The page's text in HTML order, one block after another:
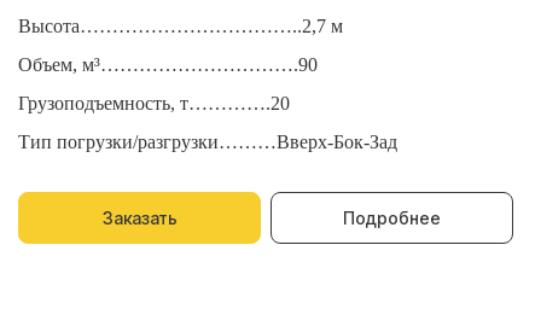
Высота……………………………..2,7 м
Объем, м³………………………….90
Грузоподъемность, т………….20
Тип погрузки/разгрузки………Вверх-Бок-Зад
Заказать Подробнее